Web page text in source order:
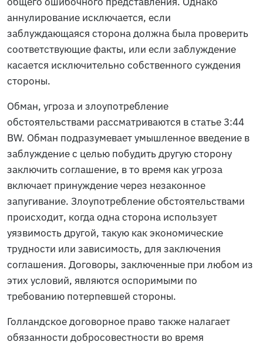
аннулирование исключается, если
заблуждающаяся сторона должна была проверить
соответствующие факты, или если заблуждение
касается исключительно собственного суждения
стороны.
Обман, угроза и злоупотребление
обстоятельствами рассматриваются в статье 3:44
BW. Обман подразумевает умышленное введение в
заблуждение с целью побудить другую сторону
заключить соглашение, в то время как угроза
включает принуждение через незаконное
запугивание. Злоупотребление обстоятельствами
происходит, когда одна сторона использует
уязвимость другой, такую как экономические
трудности или зависимость, для заключения
соглашения. Договоры, заключенные при любом из
этих условий, являются оспоримыми по
требованию потерпевшей стороны.
Голландское договорное право также налагает
обязанности добросовестности во время